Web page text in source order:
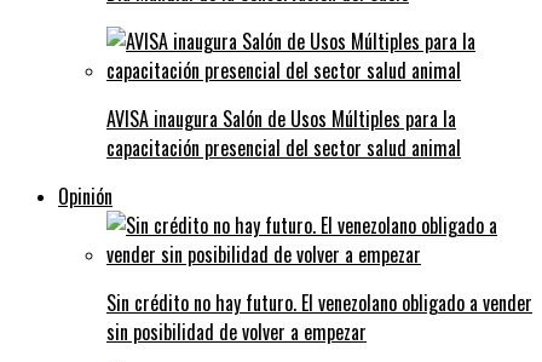
AVISA inaugura Salón de Usos Múltiples para la
capacitación presencial del sector salud animal
Opinión
Sin crédito no hay futuro. El venezolano obligado a vender
sin posibilidad de volver a empezar